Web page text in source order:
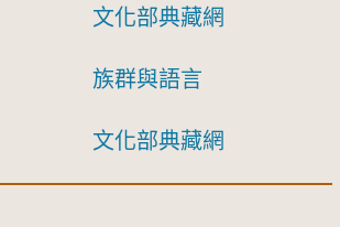
文化部典藏網
族群與語言
文化部典藏網